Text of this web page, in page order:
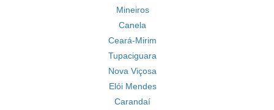
Mineiros
Canela
Ceará-Mirim
Tupaciguara
Nova Viçosa
Elói Mendes
Carandaí